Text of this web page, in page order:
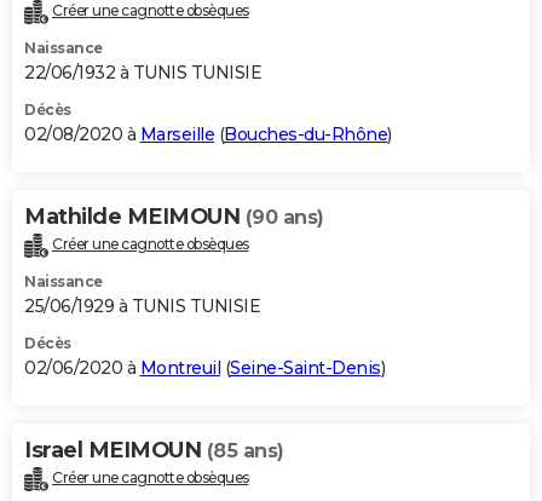
Créer une cagnotte obsèques
Naissance
22/06/1932 à TUNIS TUNISIE
Décès
02/08/2020 à Marseille (Bouches-du-Rhône)
Mathilde MEIMOUN (90 ans)
Créer une cagnotte obsèques
Naissance
25/06/1929 à TUNIS TUNISIE
Décès
02/06/2020 à Montreuil (Seine-Saint-Denis)
Israel MEIMOUN (85 ans)
Créer une cagnotte obsèques